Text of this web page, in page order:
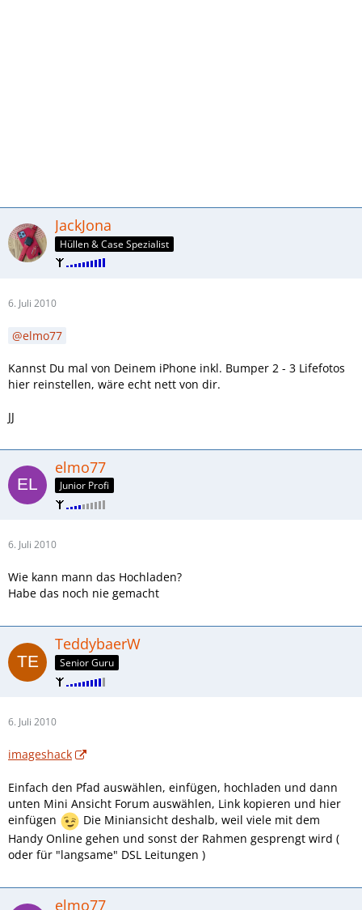
JackJona
Hüllen & Case Spezialist
6. Juli 2010
elmo77
Kannst Du mal von Deinem iPhone inkl. Bumper 2 - 3 Lifefotos
hier reinstellen, wäre echt nett von dir.
JJ
elmo77
Junior Profi
6. Juli 2010
Wie kann mann das Hochladen?
Habe das noch nie gemacht
TeddybaerW
Senior Guru
6. Juli 2010
imageshack
Einfach den Pfad auswählen, einfügen, hochladen und dann
unten Mini Ansicht Forum auswählen, Link kopieren und hier
einfügen
Die Miniansicht deshalb, weil viele mit dem
Handy Online gehen und sonst der Rahmen gesprengt wird (
oder für "langsame" DSL Leitungen )
elmo77